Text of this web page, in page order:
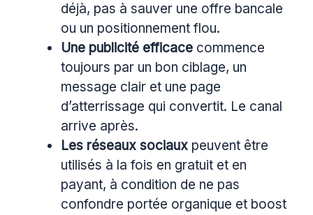
déjà, pas à sauver une offre bancale
ou un positionnement flou.
Une publicité efficace commence
toujours par un bon ciblage, un
message clair et une page
d’atterrissage qui convertit. Le canal
arrive après.
Les réseaux sociaux peuvent être
utilisés à la fois en gratuit et en
payant, à condition de ne pas
confondre portée organique et boost